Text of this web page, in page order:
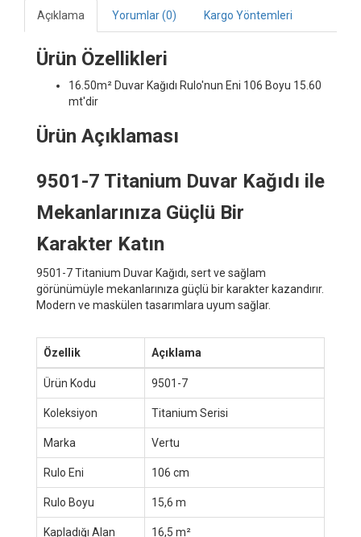
Açıklama Yorumlar (0) Kargo Yöntemleri
Ürün Özellikleri
16.50m² Duvar Kağıdı Rulo'nun Eni 106 Boyu 15.60
mt'dir
Ürün Açıklaması
9501-7 Titanium Duvar Kağıdı ile
Mekanlarınıza Güçlü Bir
Karakter Katın
9501-7 Titanium Duvar Kağıdı, sert ve sağlam
görünümüyle mekanlarınıza güçlü bir karakter kazandırır.
Modern ve maskülen tasarımlara uyum sağlar.
Özellik Açıklama
Ürün Kodu 9501-7
Koleksiyon Titanium Serisi
Marka Vertu
Rulo Eni 106 cm
Rulo Boyu 15,6 m
Kapladığı Alan 16,5 m²